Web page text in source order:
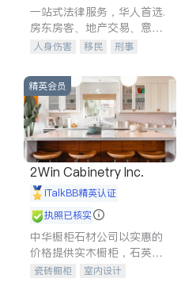
一站式法律服务，华人首选.
房东房客、地产交易、意外
伤害、车祸重伤、商业诉
建筑合同、刑事案件全包办
人身伤害 移民
刑事
信托/遗嘱
商业
商标注册
索赔
律师-其它 保释
精英会员
2Win Cabinetry Inc.
iTalkBB精英认证
执照已核实
中华橱柜石材公司以实惠的
价格提供实木橱柜，石英石
台面，多种优质不锈钢水
瓷砖橱柜
室内设计